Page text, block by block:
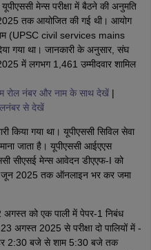
मेन्स परीक्षा में बैठने की अनुमति
तक आयोजित की गई थी। आयोग
(UPSC civil services mains
गया था। जानकारी के अनुसार, संघ
में लगभग 1,461 उम्मीदवार शामिल
रोल नंबर और नाम के साथ देखें|
से देखें
किया गया था। यूपीएससी सिविल सेवा
माना जाता है। यूपीएससी आईएएस
सीएसई मेन्स आवेदन डीएएफ-I को
जून 2025 तक ऑनलाइन भर कर जमा
अगस्त को एक पाली में पेपर-1 निबंध
2025 से परीक्षा दो पालियों में -
2:30 बजे से शाम 5:30 बजे तक